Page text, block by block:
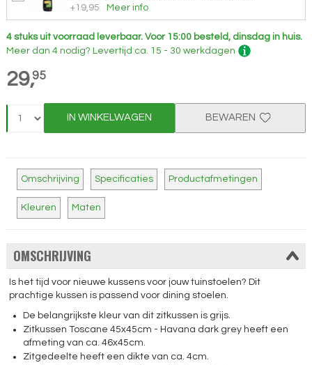
+19,95
Meer info
4 stuks uit voorraad leverbaar. Voor 15:00 besteld, dinsdag in huis.
Meer dan 4 nodig? Levertijd ca. 15 - 30 werkdagen
29,95
IN WINKELWAGEN BEWAREN
Omschrijving Specificaties Productafmetingen
Kleuren Maten
OMSCHRIJVING
Is het tijd voor nieuwe kussens voor jouw tuinstoelen? Dit
prachtige kussen is passend voor dining stoelen.
De belangrijkste kleur van dit zitkussen is grijs.
Zitkussen Toscane 45x45cm - Havana dark grey heeft een
afmeting van ca. 46x45cm.
Zitgedeelte heeft een dikte van ca. 4cm.